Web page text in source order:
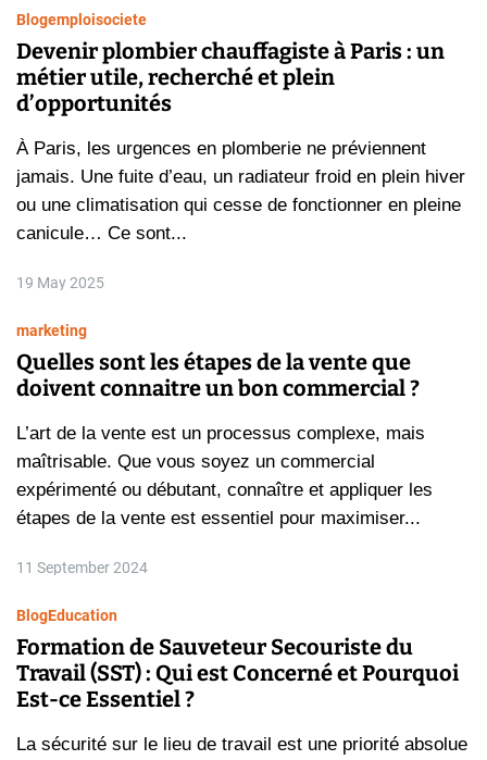
Blogemploisociete
Devenir plombier chauffagiste à Paris : un
métier utile, recherché et plein
d’opportunités
À Paris, les urgences en plomberie ne préviennent
jamais. Une fuite d’eau, un radiateur froid en plein hiver
ou une climatisation qui cesse de fonctionner en pleine
canicule… Ce sont...
19 May 2025
marketing
Quelles sont les étapes de la vente que
doivent connaitre un bon commercial ?
L’art de la vente est un processus complexe, mais
maîtrisable. Que vous soyez un commercial
expérimenté ou débutant, connaître et appliquer les
étapes de la vente est essentiel pour maximiser...
11 September 2024
BlogEducation
Formation de Sauveteur Secouriste du
Travail (SST) : Qui est Concerné et Pourquoi
Est-ce Essentiel ?
La sécurité sur le lieu de travail est une priorité absolue